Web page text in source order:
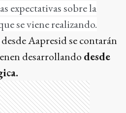
expectativas sobre la
se viene realizando.
Aapresid se contarán
desarrollando desde